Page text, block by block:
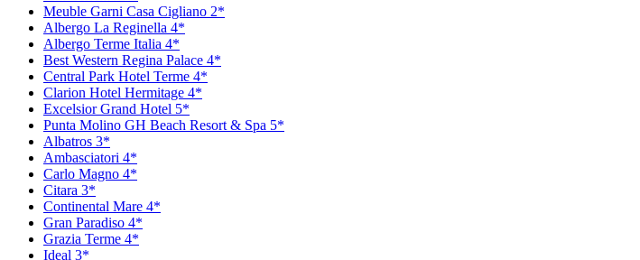
Meuble Garni Casa Cigliano 2*
Albergo La Reginella 4*
Albergo Terme Italia 4*
Best Western Regina Palace 4*
Central Park Hotel Terme 4*
Clarion Hotel Hermitage 4*
Excelsior Grand Hotel 5*
Punta Molino GH Beach Resort & Spa 5*
Albatros 3*
Ambasciatori 4*
Carlo Magno 4*
Citara 3*
Continental Mare 4*
Gran Paradiso 4*
Grazia Terme 4*
Ideal 3*